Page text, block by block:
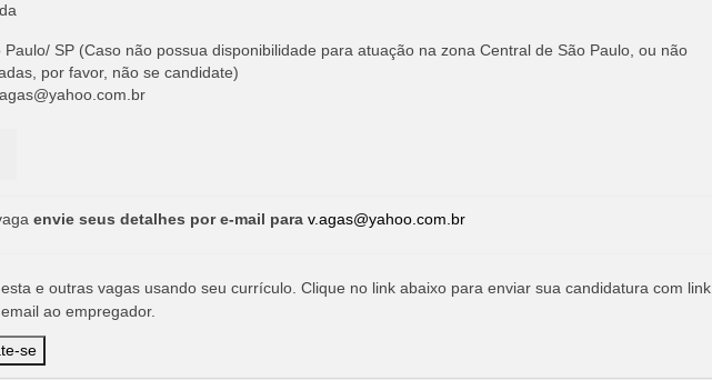
SP (Caso não possua disponibilidade para atuação na zona Central de São Paulo, ou não
por favor, não se candidate)
envie seus detalhes por e-mail para v.agas@yahoo.com.br
e outras vagas usando seu currículo. Clique no link abaixo para enviar sua candidatura com link
ao empregador.